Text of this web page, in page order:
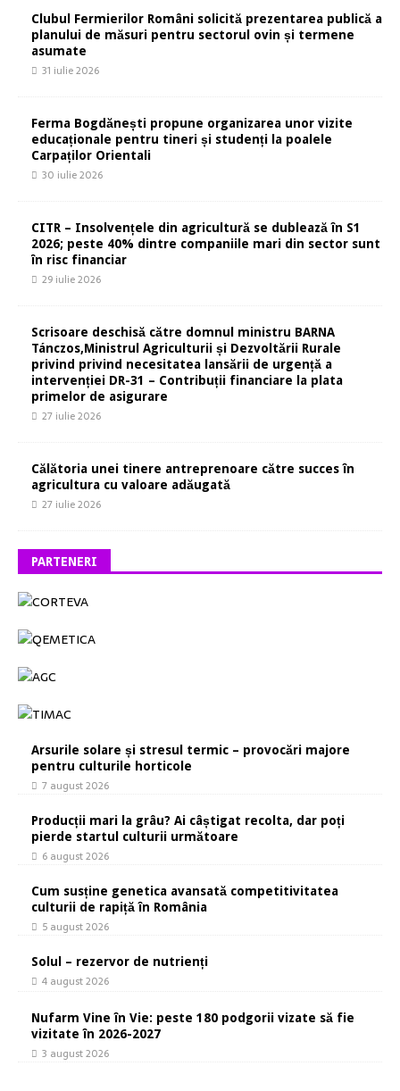
Clubul Fermierilor Români solicită prezentarea publică a
planului de măsuri pentru sectorul ovin și termene
asumate
31 iulie 2026
Ferma Bogdănești propune organizarea unor vizite
educaționale pentru tineri și studenți la poalele
Carpaților Orientali
30 iulie 2026
CITR – Insolvențele din agricultură se dublează în S1
2026; peste 40% dintre companiile mari din sector sunt
în risc financiar
29 iulie 2026
Scrisoare deschisă către domnul ministru BARNA
Tánczos,Ministrul Agriculturii și Dezvoltării Rurale
privind privind necesitatea lansării de urgență a
intervenției DR-31 – Contribuții financiare la plata
primelor de asigurare
27 iulie 2026
Călătoria unei tinere antreprenoare către succes în
agricultura cu valoare adăugată
27 iulie 2026
PARTENERI
Arsurile solare și stresul termic – provocări majore
pentru culturile horticole
7 august 2026
Producții mari la grâu? Ai câștigat recolta, dar poți
pierde startul culturii următoare
6 august 2026
Cum susține genetica avansată competitivitatea
culturii de rapiță în România
5 august 2026
Solul – rezervor de nutrienți
4 august 2026
Nufarm Vine în Vie: peste 180 podgorii vizate să fie
vizitate în 2026-2027
3 august 2026